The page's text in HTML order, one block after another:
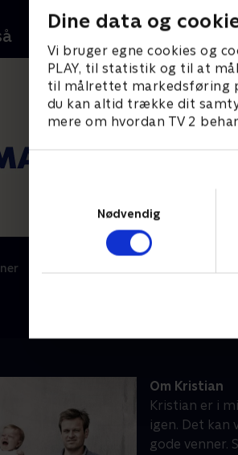
Dine data og
Vi bruger egne cookies og
PLAY, til statistik og til at
til målrettet markedsføring
du kan altid trække dit
mere om hvordan TV 2
Nødvendig
Kristian vælge mellem sin
familie og sin ven Rune
Om Kristian
Kristian er i
igen. Det
gode venner. Specielt fordi bogen en